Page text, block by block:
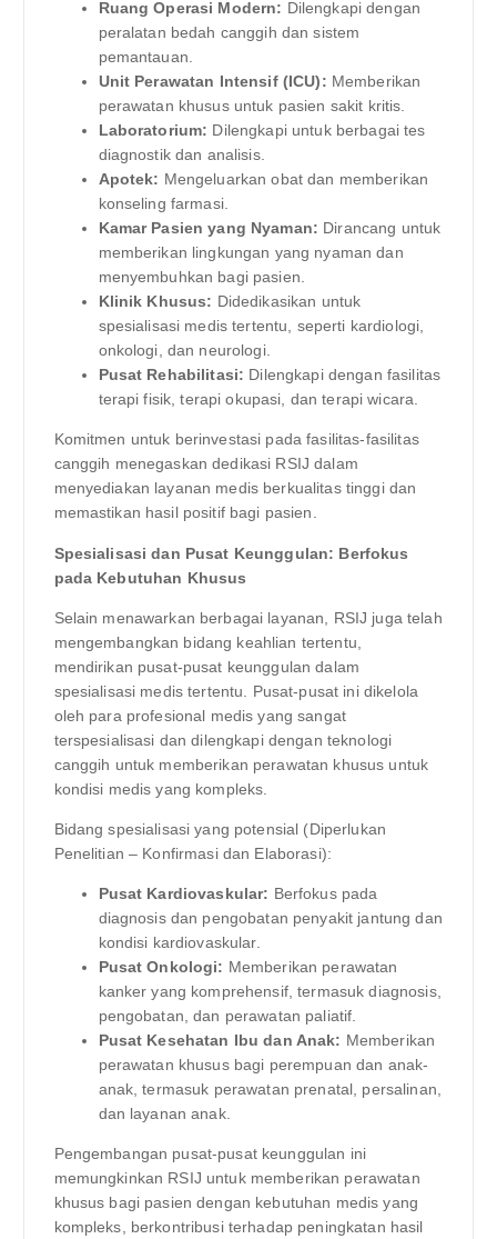
Ruang Operasi Modern: Dilengkapi dengan
peralatan bedah canggih dan sistem
pemantauan.
Unit Perawatan Intensif (ICU): Memberikan
perawatan khusus untuk pasien sakit kritis.
Laboratorium: Dilengkapi untuk berbagai tes
diagnostik dan analisis.
Apotek: Mengeluarkan obat dan memberikan
konseling farmasi.
Kamar Pasien yang Nyaman: Dirancang untuk
memberikan lingkungan yang nyaman dan
menyembuhkan bagi pasien.
Klinik Khusus: Didedikasikan untuk
spesialisasi medis tertentu, seperti kardiologi,
onkologi, dan neurologi.
Pusat Rehabilitasi: Dilengkapi dengan fasilitas
terapi fisik, terapi okupasi, dan terapi wicara.
Komitmen untuk berinvestasi pada fasilitas-fasilitas
canggih menegaskan dedikasi RSIJ dalam
menyediakan layanan medis berkualitas tinggi dan
memastikan hasil positif bagi pasien.
Spesialisasi dan Pusat Keunggulan: Berfokus
pada Kebutuhan Khusus
Selain menawarkan berbagai layanan, RSIJ juga telah
mengembangkan bidang keahlian tertentu,
mendirikan pusat-pusat keunggulan dalam
spesialisasi medis tertentu. Pusat-pusat ini dikelola
oleh para profesional medis yang sangat
terspesialisasi dan dilengkapi dengan teknologi
canggih untuk memberikan perawatan khusus untuk
kondisi medis yang kompleks.
Bidang spesialisasi yang potensial (Diperlukan
Penelitian – Konfirmasi dan Elaborasi):
Pusat Kardiovaskular: Berfokus pada
diagnosis dan pengobatan penyakit jantung dan
kondisi kardiovaskular.
Pusat Onkologi: Memberikan perawatan
kanker yang komprehensif, termasuk diagnosis,
pengobatan, dan perawatan paliatif.
Pusat Kesehatan Ibu dan Anak: Memberikan
perawatan khusus bagi perempuan dan anak-
anak, termasuk perawatan prenatal, persalinan,
dan layanan anak.
Pengembangan pusat-pusat keunggulan ini
memungkinkan RSIJ untuk memberikan perawatan
khusus bagi pasien dengan kebutuhan medis yang
kompleks, berkontribusi terhadap peningkatan hasil